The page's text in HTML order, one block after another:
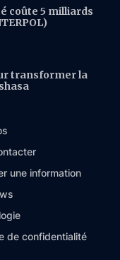
coûte 5 milliards
transformer la
une information
de confidentialité